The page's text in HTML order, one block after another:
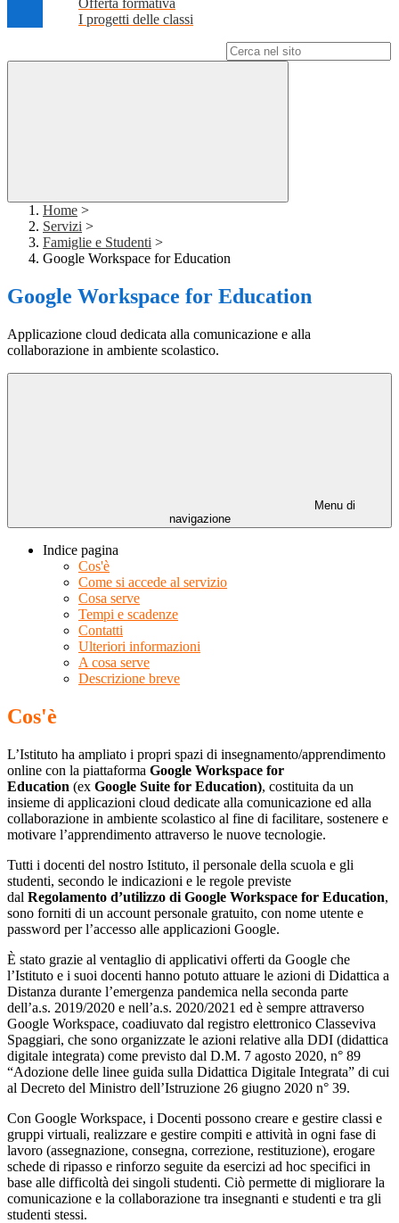
Offerta formativa
I progetti delle classi
Home >
Servizi >
Famiglie e Studenti >
Google Workspace for Education
Google Workspace for Education
Applicazione cloud dedicata alla comunicazione e alla
collaborazione in ambiente scolastico.
Menu di
navigazione
Indice pagina
Cos'è
Come si accede al servizio
Cosa serve
Tempi e scadenze
Contatti
Ulteriori informazioni
A cosa serve
Descrizione breve
Cos'è
L’Istituto ha ampliato i propri spazi di insegnamento/apprendimento
online con la piattaforma Google Workspace for
Education (ex Google Suite for Education), costituita da un
insieme di applicazioni cloud dedicate alla comunicazione ed alla
collaborazione in ambiente scolastico al fine di facilitare, sostenere e
motivare l’apprendimento attraverso le nuove tecnologie.
Tutti i docenti del nostro Istituto, il personale della scuola e gli
studenti, secondo le indicazioni e le regole previste
dal Regolamento d’utilizzo di Google Workspace for Education,
sono forniti di un account personale gratuito, con nome utente e
password per l’accesso alle applicazioni Google.
È stato grazie al ventaglio di applicativi offerti da Google che
l’Istituto e i suoi docenti hanno potuto attuare le azioni di Didattica a
Distanza durante l’emergenza pandemica nella seconda parte
dell’a.s. 2019/2020 e nell’a.s. 2020/2021 ed è sempre attraverso
Google Workspace, coadiuvato dal registro elettronico Classeviva
Spaggiari, che sono organizzate le azioni relative alla DDI (didattica
digitale integrata) come previsto dal D.M. 7 agosto 2020, n° 89
“Adozione delle linee guida sulla Didattica Digitale Integrata” di cui
al Decreto del Ministro dell’Istruzione 26 giugno 2020 n° 39.
Con Google Workspace, i Docenti possono creare e gestire classi e
gruppi virtuali, realizzare e gestire compiti e attività in ogni fase di
lavoro (assegnazione, consegna, correzione, restituzione), erogare
schede di ripasso e rinforzo seguite da esercizi ad hoc specifici in
base alle difficoltà dei singoli studenti. Ciò permette di migliorare la
comunicazione e la collaborazione tra insegnanti e studenti e tra gli
studenti stessi.